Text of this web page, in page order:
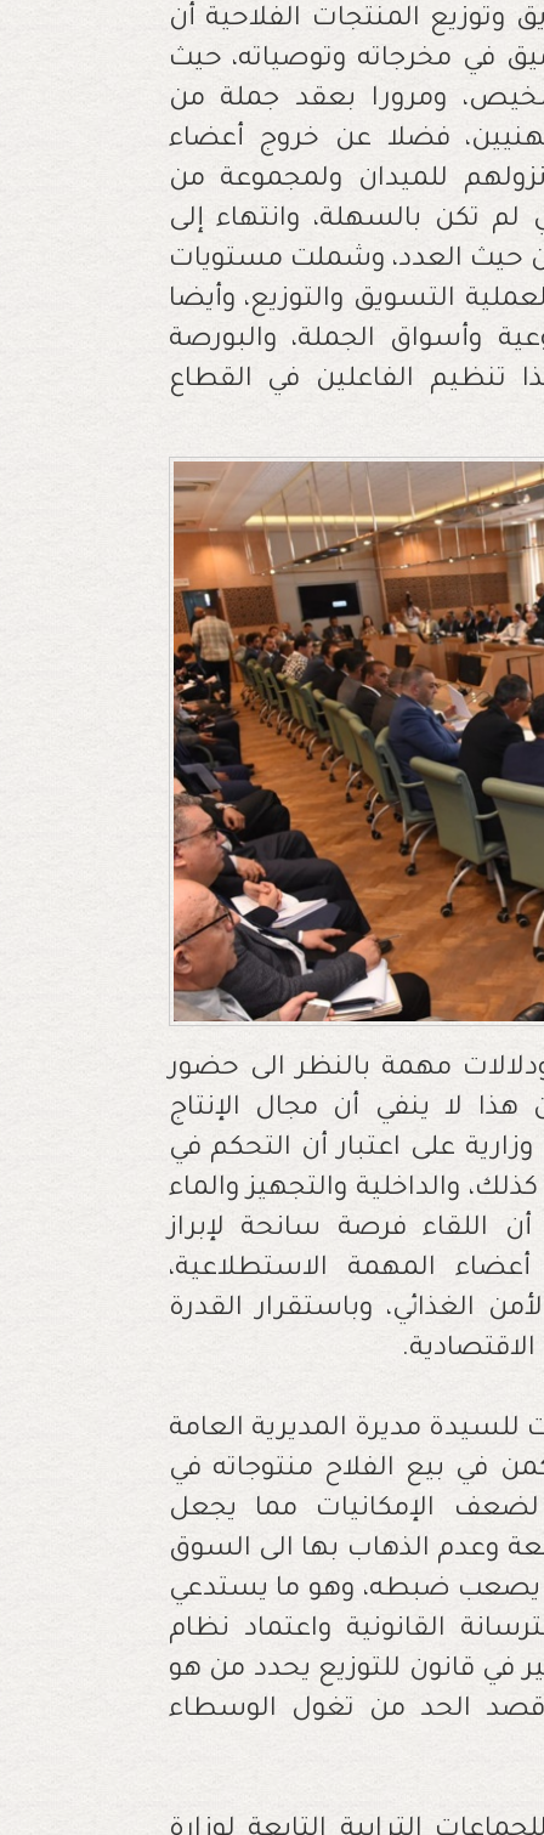
المنتجات الفلاحية أن
في مخرجاته وتوصياته، حيث
ومرورا بعقد جملة من
فضلا عن خروج أعضاء
للميدان ولمجموعة من
لم تكن بالسهلة، وانتهاء إلى
بلغت 64 توصية من حيث العدد، وشملت مستويات
التسويق والتوزيع، وأيضا
وأسواق الجملة، والبورصة
تنظيم الفاعلين في القطاع
ودلالات مهمة بالنظر الى حضور
هذا لا ينفي أن مجال الإنتاج
على اعتبار أن التحكم في
والداخلية والتجهيز والماء
أن اللقاء فرصة سانحة لإبراز
المهمة الاستطلاعية،
الغذائي، وباستقرار القدرة
للسيدة مديرة المديرية العامة
في بيع الفلاح منتوجاته في
الإمكانيات مما يجعل
وعدم الذهاب بها الى السوق
يصعب ضبطه، وهو ما يستدعي
القانونية واعتماد نظام
في قانون للتوزيع يحدد من هو
قصد الحد من تغول الوسطاء